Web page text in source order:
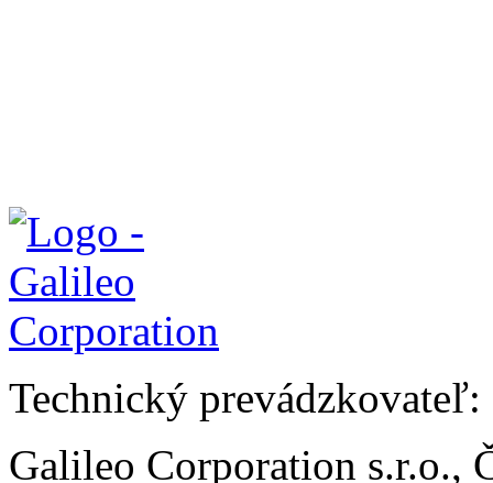
Technický prevádzkovateľ:
Galileo Corporation s.r.o.,